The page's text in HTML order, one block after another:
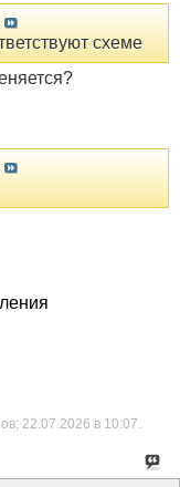
схеме
22.07.2026 в 10:07.